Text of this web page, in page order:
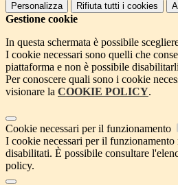
Personalizza Rifiuta tutti i cookies
Gestione cookie
In questa schermata è possibile
I cookie necessari sono quelli che
piattaforma e non è possibile
Per conoscere quali sono i cookie
visionare la COOKIE POLICY.
Cookie necessari per il funzionamento
I cookie necessari per il funzionamento
disabilitati. È possibile consultare
policy.